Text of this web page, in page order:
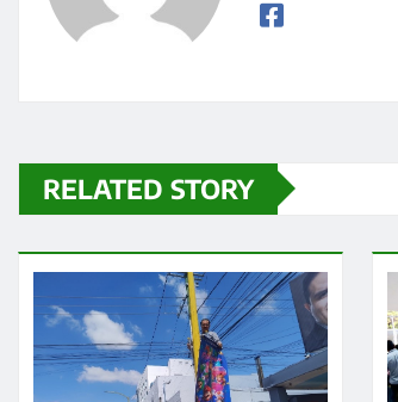
RELATED STORY